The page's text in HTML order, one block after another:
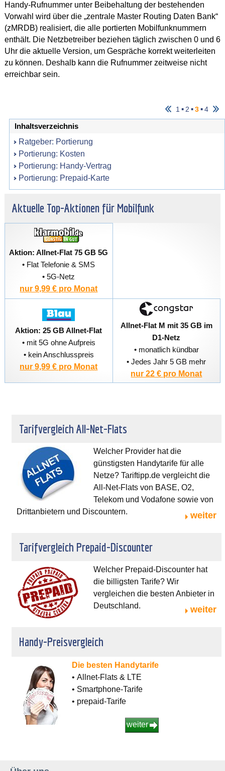
Handy-Rufnummer unter Beibehaltung der bestehenden
Vorwahl wird über die „zentrale Master Routing Daten Bank“
(zMRDB) realisiert, die alle portierten Mobilfunknummern
enthält. Die Netzbetreiber beziehen täglich zwischen 0 und 6
Uhr die aktuelle Version, um Gespräche korrekt weiterleiten
zu können. Deshalb kann die Rufnummer zeitweise nicht
erreichbar sein.
1 ▪ 2 ▪3▪4
Inhaltsverzeichnis
Ratgeber: Portierung
Portierung: Kosten
Portierung: Handy-Vertrag
Portierung: Prepaid-Karte
Aktuelle Top-Aktionen für Mobilfunk
Aktion: Allnet-Flat 75 GB 5G
• Flat Telefonie & SMS
• 5G-Netz
nur 9,99 € pro Monat
Aktion: 25 GB Allnet-Flat
• mit 5G ohne Aufpreis
• kein Anschlusspreis
nur 9,99 € pro Monat
Allnet-Flat M mit 35 GB im
D1-Netz
• monatlich kündbar
• Jedes Jahr 5 GB mehr
nur 22 € pro Monat
Tarifvergleich All-Net-Flats
Welcher Provider hat die
günstigsten Handytarife für alle
Netze? Tariftipp.de vergleicht die
All-Net-Flats von BASE, O2,
Telekom und Vodafone sowie von
Drittanbietern und Discountern.
weiter
Tarifvergleich Prepaid-Discounter
Welcher Prepaid-Discounter hat
die billigsten Tarife? Wir
vergleichen die besten Anbieter in
Deutschland.
weiter
Handy-Preisvergleich
Die besten Handytarife
• Allnet-Flats & LTE
• Smartphone-Tarife
• prepaid-Tarife
weiter